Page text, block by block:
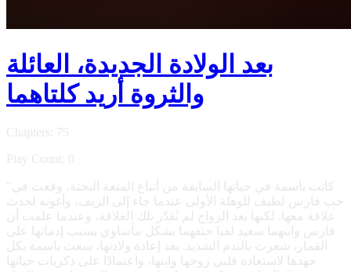
بعد الولادة الجديدة، العائلة
والثروة أريد كلتاهما
Chapters: 75
Play Count: 0
"كانت باسمة في حياتها السابقة من أتباع المتعة البحتة، وقعت في
حب فارس لطيف للوهلة الأولى عندما جاء إلى الريف، وأغوته لحدث
علاقة معها. لكنها بعد الزواج لم تُقدّر تلك العلاقة، وعندما علمت أن
فارس وابنهما سعيد لقيا حتفهما بشكل مأساوي بسبب إدمانها على
القمار، شعرت بالندم الشديد. بعد إعادة ولادتها، سعت باسمة بكل
جهدها لاستعادة قلبي زوجها وابنها، واعتمادًا على ذكريات حياتها